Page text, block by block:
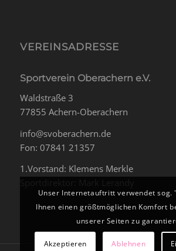
VEREINSADRESSE
Sportverein Oberachern e.V.
Waldstraße 3
77855 Achern-Oberachern
info@svoberachern.de
Fon: 07841 21357
1.Vorstand: Klemens Merkle
Unser Internetauftritt verwendet sog.
Ihnen einen größtmöglichen Komfort
unserer Seiten zu
Akzeptieren Ablehnen